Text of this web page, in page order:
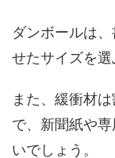
ダンボールは
せたサイズを選
また、緩衝材
で、新聞紙や
いでしょう。